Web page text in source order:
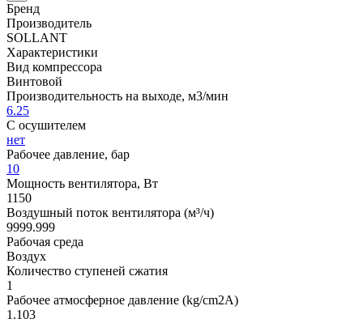
Бренд
Производитель
SOLLANT
Характеристики
Вид компрессора
Винтовой
Производительность на выходе, м3/мин
6.25
С осушителем
нет
Рабочее давление, бар
10
Мощность вентилятора, Вт
1150
Воздушный поток вентилятора (м³/ч)
9999.999
Рабочая среда
Воздух
Количество ступеней сжатия
1
Рабочее атмосферное давление (kg/cm2A)
1.103